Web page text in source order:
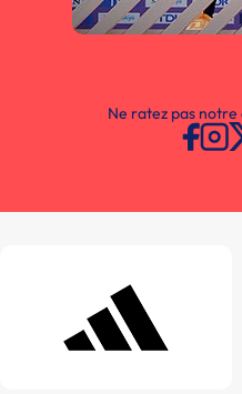
Ne ratez pas notre